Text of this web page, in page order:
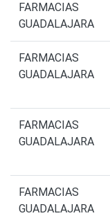
FARMACIAS
GUADALAJARA
FARMACIAS
GUADALAJARA
FARMACIAS
GUADALAJARA
FARMACIAS
GUADALAJARA